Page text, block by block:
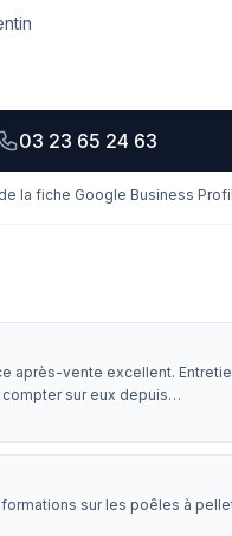
03 23 65 24 63
la fiche Google Business
après-vente excellent.
compter sur eux depuis…
sur les poêles à